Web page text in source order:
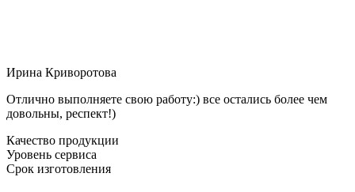
Ирина Криворотова
Отлично выполняете свою работу:) все остались более чем
довольны, респект!)
Качество продукции
Уровень сервиса
Срок изготовления